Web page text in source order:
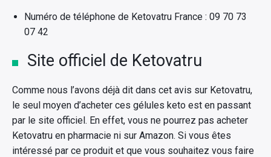
Numéro de téléphone de Ketovatru France : 09 70 73
07 42
Site officiel de Ketovatru
Comme nous l’avons déjà dit dans cet avis sur Ketovatru,
le seul moyen d’acheter ces gélules keto est en passant
par le site officiel. En effet, vous ne pourrez pas acheter
Ketovatru en pharmacie ni sur Amazon. Si vous êtes
intéressé par ce produit et que vous souhaitez vous faire